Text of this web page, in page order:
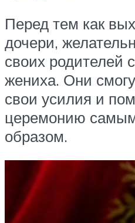
Перед тем как
дочери,
своих родителей
жениха. Они
свои усилия и
церемонию
образом.